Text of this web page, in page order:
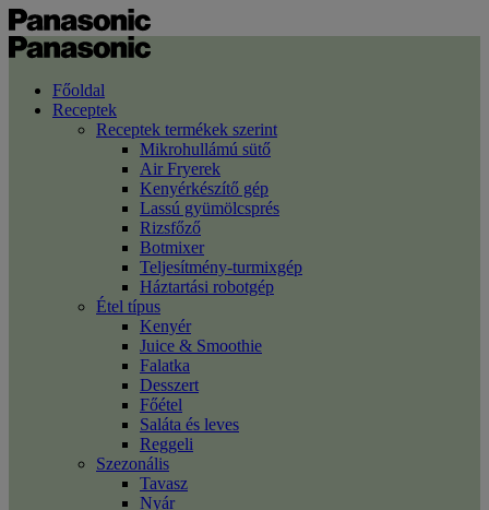
Főoldal
Receptek
Receptek termékek szerint
Mikrohullámú sütő
Air Fryerek
Kenyérkészítő gép
Lassú gyümölcsprés
Rizsfőző
Botmixer
Teljesítmény-turmixgép
Háztartási robotgép
Étel típus
Kenyér
Juice & Smoothie
Falatka
Desszert
Főétel
Saláta és leves
Reggeli
Szezonális
Tavasz
Nyár